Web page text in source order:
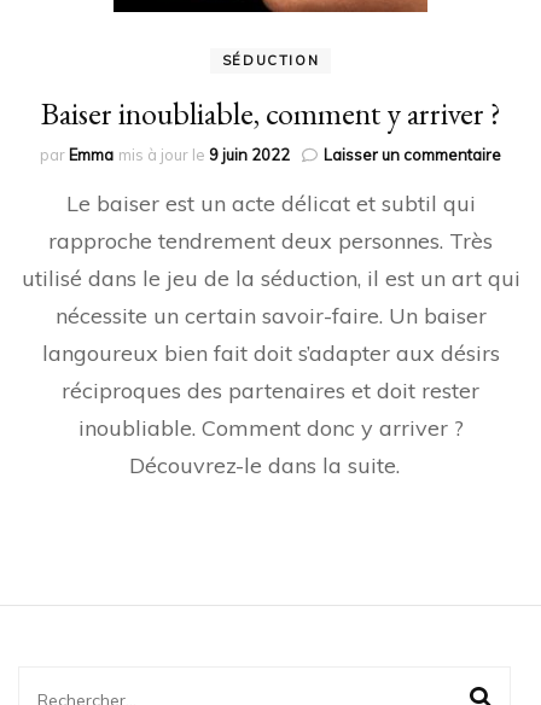
SÉDUCTION
Baiser inoubliable, comment y arriver ?
par Emma mis à jour le 9 juin 2022 Laisser un commentairesur
Le baiser est un acte délicat et subtil qui
rapproche tendrement deux personnes. Très
utilisé dans le jeu de la séduction, il est un art qui
nécessite un certain savoir-faire. Un baiser
langoureux bien fait doit s’adapter aux désirs
réciproques des partenaires et doit rester
inoubliable. Comment donc y arriver ?
Découvrez-le dans la suite.
Rechercher :